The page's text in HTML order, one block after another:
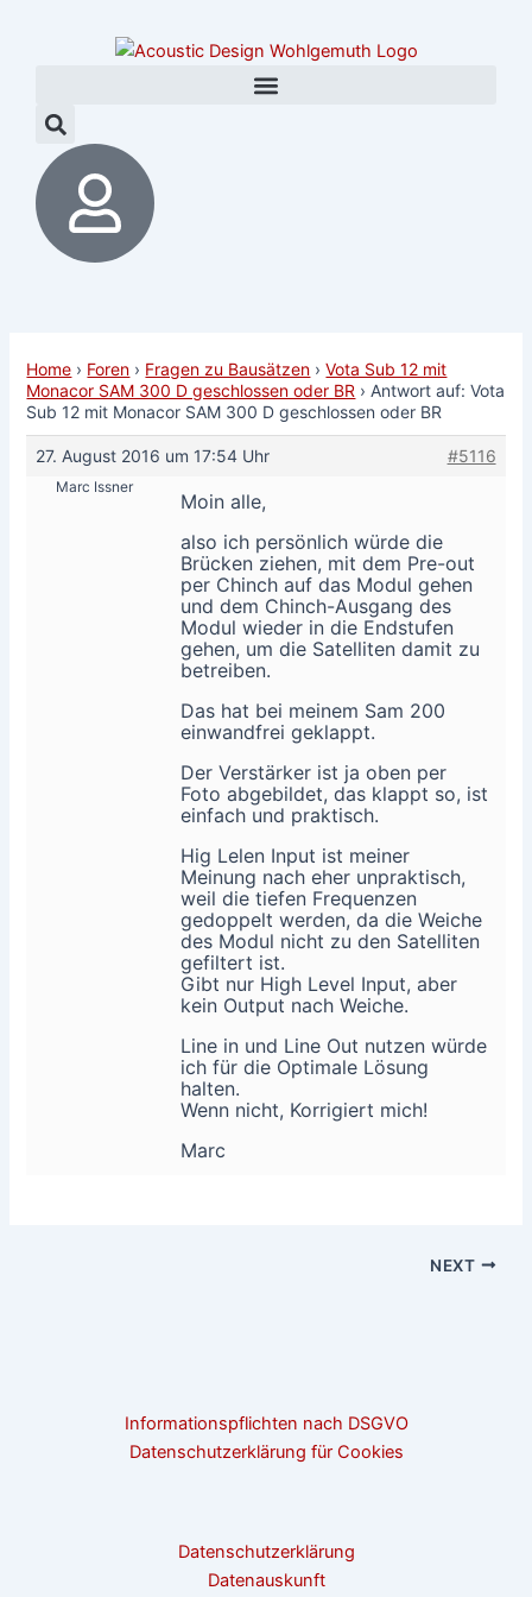
Home › Foren › Fragen zu Bausätzen › Vota Sub 12 mit
Monacor SAM 300 D geschlossen oder BR › Antwort auf: Vota
Sub 12 mit Monacor SAM 300 D geschlossen oder BR
27. August 2016 um 17:54 Uhr #5116
Marc Issner
Moin alle,
also ich persönlich würde die
Brücken ziehen, mit dem Pre-out
per Chinch auf das Modul gehen
und dem Chinch-Ausgang des
Modul wieder in die Endstufen
gehen, um die Satelliten damit zu
betreiben.
Das hat bei meinem Sam 200
einwandfrei geklappt.
Der Verstärker ist ja oben per
Foto abgebildet, das klappt so, ist
einfach und praktisch.
Hig Lelen Input ist meiner
Meinung nach eher unpraktisch,
weil die tiefen Frequenzen
gedoppelt werden, da die Weiche
des Modul nicht zu den Satelliten
gefiltert ist.
Gibt nur High Level Input, aber
kein Output nach Weiche.
Line in und Line Out nutzen würde
ich für die Optimale Lösung
halten.
Wenn nicht, Korrigiert mich!
Marc
NEXT
Informationspflichten nach DSGVO
Datenschutzerklärung für Cookies
Datenschutzerklärung
Datenauskunft